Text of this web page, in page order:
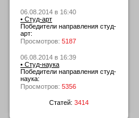
06.08.2014 в 16:40
• Студ-арт
Победители направления студ-
арт:
Просмотров: 5187
06.08.2014 в 16:39
• Студ-наука
Победители направления студ-
наука:
Просмотров: 5356
Статей: 3414